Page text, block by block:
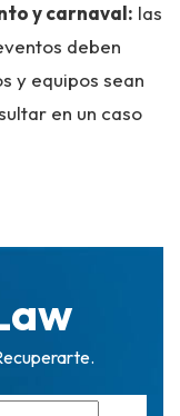
y carnaval: las
deben
y equipos sean
en un caso